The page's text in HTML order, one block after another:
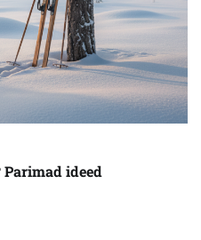
ideed